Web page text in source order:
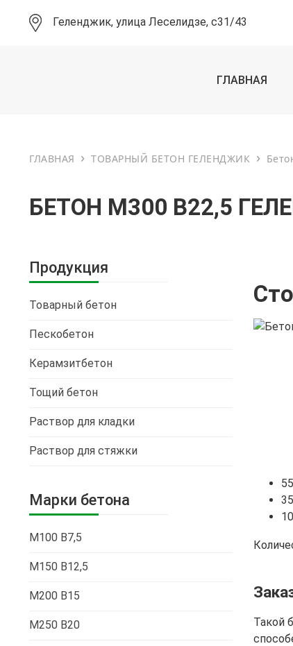
Геленджик, улица Леселидзе, с31/43
ГЛАВНАЯ
ГЛАВНАЯ › ТОВАРНЫЙ БЕТОН ГЕЛЕНДЖИК ›
БЕТОН М300 В22,5
Такой
Продукция
Товарный бетон
Пескобетон
Керамзитбетон
Тощий бетон
Раствор для кладки
Раствор для стяжки
Марки бетона
М100 В7,5
М150 В12,5
М200 В15
М250 В20